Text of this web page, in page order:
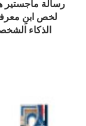
رسالة ماجستير
لخص ابنِ
الذكاء